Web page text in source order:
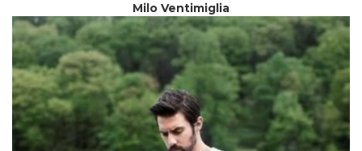
Milo Ventimiglia